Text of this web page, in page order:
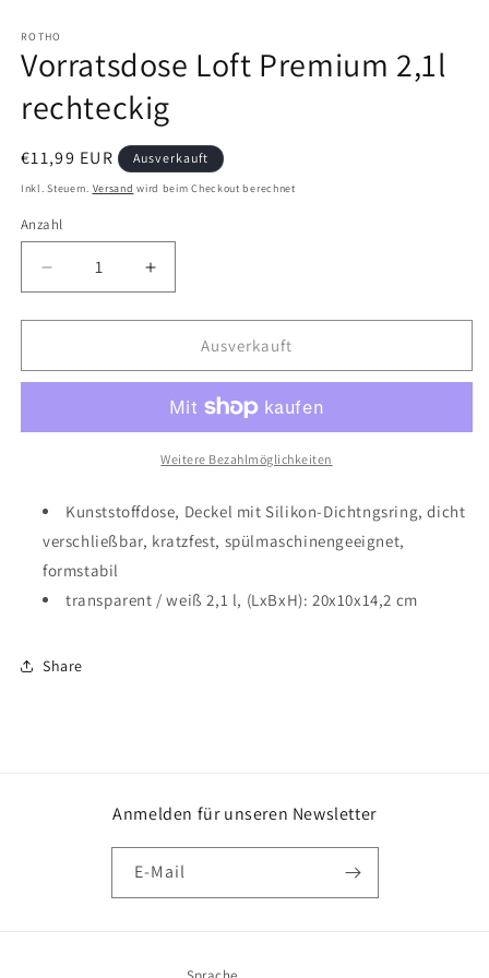
in
Modal
öffnen
ROTHO
Vorratsdose Loft Premium 2,1l
rechteckig
Normaler
Preis
€11,99 EUR Ausverkauft
Inkl. Steuern. Versand wird beim Checkout berechnet
Anzahl
Verringere
die
Menge
Vorratsdose
2,1l
Erhöhe
die
Menge
Vorratsdose
Premium
2,1l
rechteckig
Ausverkauft
Weitere Bezahlmöglichkeiten
Kunststoffdose, Deckel mit Silikon-Dichtngsring, dicht
verschließbar, kratzfest, spülmaschinengeeignet,
formstabil
transparent / weiß 2,1 l, (LxBxH): 20x10x14,2 cm
Share
Anmelden für unseren Newsletter
E-Mail